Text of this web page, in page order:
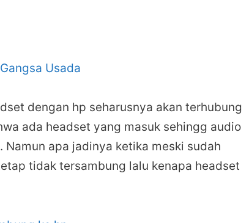
Gangsa Usada
dengan hp seharusnya akan terhubung
ada headset yang masuk sehingg audio
apa jadinya ketika meski sudah
tidak tersambung lalu kenapa headset